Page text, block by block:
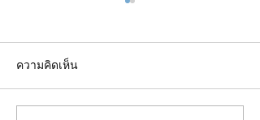
ความคิดเห็น